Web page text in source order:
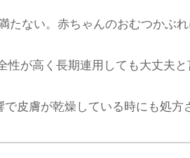
たない。赤ちゃんのおむつかぶれ
性が高く長期連用しても大丈夫と
皮膚が乾燥している時にも処方